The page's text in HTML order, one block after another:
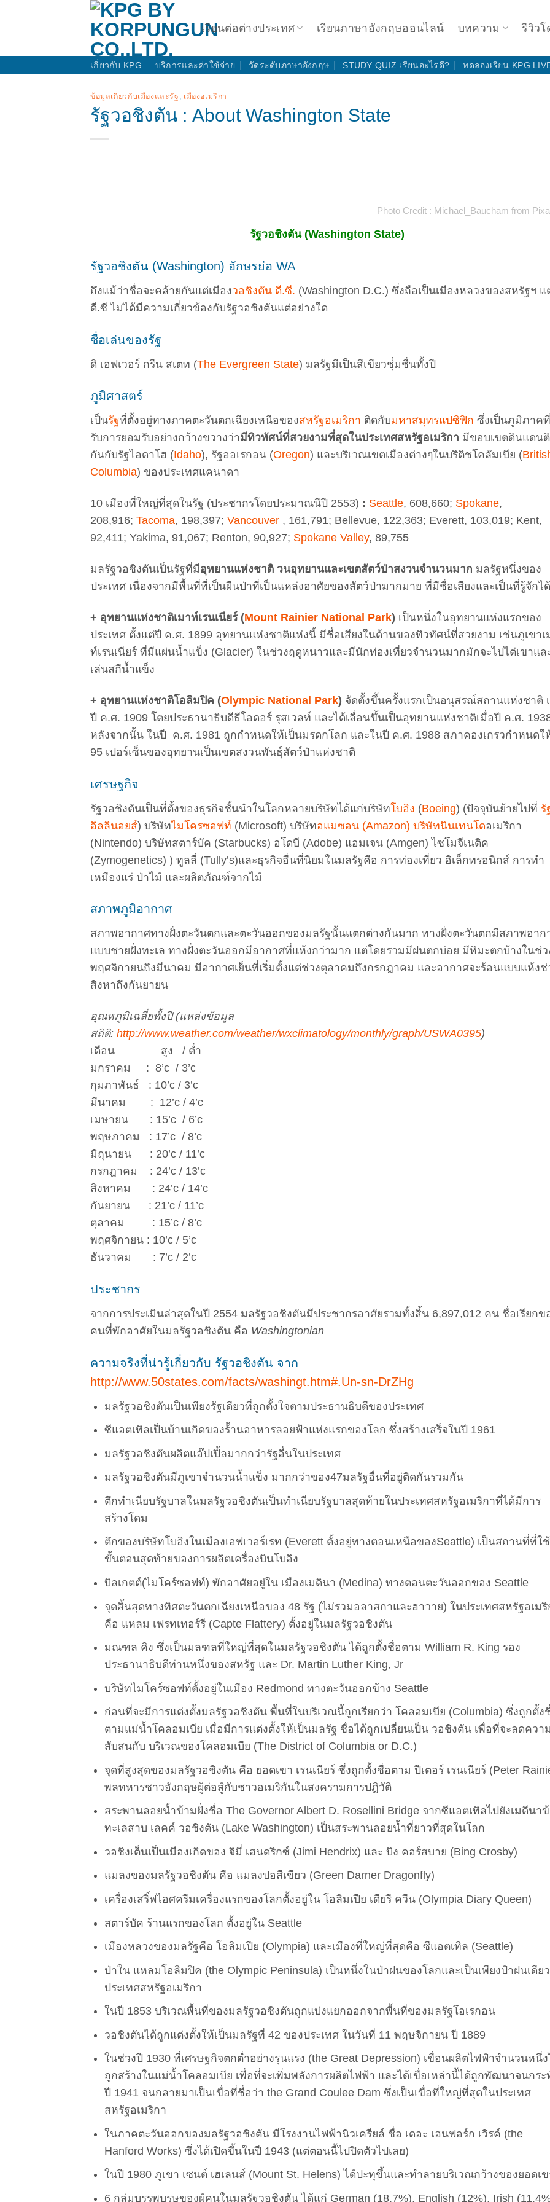
เรียนต่อต่างประเทศ เรียนภาษาอังกฤษออนไลน์ บทความ รีวิวโ
เกี่ยวกับ KPG บริการและค่าใช้จ่าย วัดระดับภาษาอังกฤษ STUDY QUIZ เรียนอะไรดี? ทดลองเรียน KPG
ข้อมูลเกี่ยวกับเมืองและรัฐ , เมืองอเมริกา
รัฐวอชิงตัน : About Washington State
Photo Credit : Michael_Baucham from
รัฐวอชิงตัน (Washington State)
รัฐวอชิงตัน (Washington) อักษรย่อ WA
ถึงแม้ว่าชื่อจะคล้ายกันแต่เมืองวอชิงตัน ดี.ซี. (Washington D.C.) ซึ่งถือเป็นเมืองหลวงของสหรัฐฯ แ
ดี.ซี ไม่ได้มีความเกี่ยวข้องกับรัฐวอชิงตันแต่อย่างใด
ชื่อเล่นของรัฐ
ดิ เอฟเวอร์ กรีน สเตท (The Evergreen State) มลรัฐมีเป็นสีเขียวชุ่่มชื่นทั้งปี
ภูมิศาสตร์
เป็นรัฐที่ตั้งอยู่ทางภาคตะวันตกเฉียงเหนือของสหรัฐอเมริกา ติดกับมหาสมุทรแปซิฟิก ซึ่งเป็นภูมิภาค
รับการยอมรับอย่างกว้างขวางว่ามีทิวทัศน์ที่สวยงามที่สุดในประเทศสหรัฐอเมริกา มีขอบเขตดินแดน
กันกับรัฐไอดาโฮ (Idaho), รัฐออเรกอน (Oregon) และบริเวณเขตเมืองต่างๆในบริติชโคลัมเบีย (
Columbia) ของประเทศแคนาดา
10 เมืองที่ใหญ่ที่สุดในรัฐ (ประชากรโดยประมาณนีปี 2553) : Seattle, 608,660; Spokane,
208,916; Tacoma, 198,397; Vancouver , 161,791; Bellevue, 122,363; Everett, 103,019; Kent,
92,411; Yakima, 91,067; Renton, 90,927; Spokane Valley, 89,755
มลรัฐวอชิงตันเป็นรัฐที่มีอุทยานแห่งชาติ วนอุทยานและเขตสัตว์ป่าสงวนจำนวนมาก มลรัฐหนึ่งของ
ประเทศ เนื่องจากมีพื้นที่ที่เป็นผืนป่าที่เป็นแหล่งอาศัยของสัตว์ป่ามากมาย ที่มีชื่อเสียงและเป็นที่รู้จักไ
+ อุทยานแห่งชาติเมาท์เรนเนียร์ (Mount Rainier National Park) เป็นหนึ่งในอุทยานแห่งแรกของ
ประเทศ ตั้งแต่ปี ค.ศ. 1899 อุทยานแห่งชาติแห่งนี้ มีชื่อเสียงในด้านของทิวทัศน์ที่สวยงาม เช่นภูเขาเ
ท์เรนเนียร์ ที่มีแผ่นน้ำแข็ง (Glacier) ในช่วงฤดูหนาวและมีนักท่องเที่ยวจำนวนมากมักจะไปไต่เขาแล
เล่นสกีน้ำแข็ง
+ อุทยานแห่งชาติโอลิมปิค (Olympic National Park) จัดตั้งขึ้นครั้งแรกเป็นอนุสรณ์สถานแห่งชาติ
ปี ค.ศ. 1909 โตยประธานาธิบดีธีโอดอร์ รุสเวลท์ และได้เลื่อนขึ้นเป็นอุทยานแห่งชาติเมื่อปี ค.ศ.
หลังจากนั้น ในปี ค.ศ. 1981 ถูกกำหนดให้เป็นมรดกโลก และในปี ค.ศ. 1988 สภาคองเกรวกำหนดใ
95 เปอร์เซ็นของอุทยานเป็นเขตสงวนพันธุ์สัตว์ป่าแห่งชาติ
เศรษฐกิจ
รัฐวอชิงตันเป็นที่ตั้งของธุรกิจชั้นนำในโลกหลายบริษัทได้แก่บริษัทโบอิง (Boeing) (ปัจจุบันย้ายไปที่ รั
อิลลินอยส์) บริษัทไมโครซอฟท์ (Microsoft) บริษัทอแมซอน (Amazon) บริษัทนินเทนโดอเมริกา
(Nintendo) บริษัทสตาร์บัค (Starbucks) อโดบี (Adobe) แอมเจน (Amgen) ไซโมจีเนติค
(Zymogenetics) ) ทูลลี่ (Tully’s)และธุรกิจอื่นที่นิยมในมลรัฐคือ การท่องเที่ยว อิเล็กทรอนิกส์ การทำ
เหมืองแร่ ป่าไม้ และผลิตภัณฑ์จากไม้
สภาพภูมิอากาศ
สภาพอากาศทางฝั่งตะวันตกและตะวันออกของมลรัฐนั้นแตกต่างกันมาก ทางฝั่งตะวันตกมีสภาพอาก
แบบชายฝั่งทะเล ทางฝั่งตะวันออกมีอากาศที่แห้งกว่ามาก แต่โดยรวมมีฝนตกบ่อย มีหิมะตกบ้างในช่ว
พฤศจิกายนถึงมีนาคม มีอากาศเย็นที่เริ่มตั้งแต่ช่วงตุลาคมถึงกรกฎาคม และอากาศจะร้อนแบบแห้งช่
สิงหาถึงกันยายน
อุณหภูมิเฉลี่ยทั้งปี (แหล่งข้อมูล
สถิติ: http://www.weather.com/weather/wxclimatology/monthly/graph/USWA0395)
เดือน สูง / ต่ำ
มกราคม : 8’c / 3’c
กุมภาพันธ์ : 10’c / 3’c
มีนาคม : 12’c / 4’c
เมษายน : 15’c / 6’c
พฤษภาคม : 17’c / 8’c
มิถุนายน : 20’c / 11’c
กรกฎาคม : 24’c / 13’c
สิงหาคม : 24’c / 14’c
กันยายน : 21’c / 11’c
ตุลาคม : 15’c / 8’c
พฤศจิกายน : 10’c / 5’c
ธันวาคม : 7’c / 2’c
ประชากร
จากการประเมินล่าสุดในปี 2554 มลรัฐวอชิงตันมีประชากรอาศัยรวมทั้งสิ้น 6,897,012 คน ชื่อเรียกข
คนที่พักอาศัยในมลรัฐวอชิงตัน คือ Washingtonian
ความจริงที่น่ารู้เกี่ยวกับ รัฐวอชิงตัน จาก
http://www.50states.com/facts/washingt.htm#.Un-sn-DrZHg
มลรัฐวอชิงตันเป็นเพียงรัฐเดียวที่ถูกตั้งใจตามประธานธิบดีของประเทศ
ซีแอตเทิลเป็นบ้านเกิดของร้้านอาหารลอยฟ้าแห่งแรกของโลก ซึ่งสร้างเสร็จในปี 1961
มลรัฐวอชิงตันผลิตแอ๊ปเปิ้ลมากกว่ารัฐอื่นในประเทศ
มลรัฐวอชิงตันมีภูเขาจำนวนน้ำแข็ง มากกว่าของ47มลรัฐอื่นที่อยู่ติดกันรวมกัน
ตึกทำเนียบรัฐบาลในมลรัฐวอชิงตันเป็นทำเนียบรัฐบาลสุดท้ายในประเทศสหรัฐอเมริกาที่ได้มีการ
สร้างโดม
ตึกของบริษัทโบอิงในเมืองเอฟเวอร์เรท (Everett ตั้งอยู่ทางตอนเหนือของSeattle) เป็นสถานที่ที่ใ
ขั้นตอนสุดท้ายของการผลิตเครื่องบินโบอิง
บิลเกตต์(ไมโคร์ซอฟท์) พักอาศัยอยู่ใน เมืองเมดินา (Medina) ทางตอนตะวันออกของ Seattle
จุดสิ้นสุดทางทิศตะวันตกเฉียงเหนือของ 48 รัฐ (ไม่รวมอลาสกาและฮาวาย) ในประเทศสหรัฐอเมริ
คือ แหลม เฟรทเทอร์รี (Capte Flattery) ตั้งอยู่ในมลรัฐวอชิงตัน
มณฑล คิง ซึ่งเป็นมลฑลที่ใหญ่ที่สุดในมลรัฐวอชิงตัน ได้ถูกตั้งชื่อตาม William R. King รอง
ประธานาธิบดีท่านหนึ่งของสหรัฐ และ Dr. Martin Luther King, Jr
บริษัทไมโคร์ซอฟท์ตั้งอยู่ในเมือง Redmond ทางตะวันออกข้าง Seattle
ก่อนที่จะมีการแต่งตั้งมลรัฐวอชิงตัน พื้นที่ในบริเวณนี้ถูกเรียกว่า โคลอมเบีย (Columbia) ซึ่งถูกตั้ง
ตามแม่น้ำโคลอมเบีย เมื่อมีการแต่งตั้งให้เป็นมลรัฐ ชื่อได้ถูกเปลี่ยนเป็น วอชิงตัน เพื่อที่จะลดควา
สับสนกับ บริเวณของโคลอมเบีย (The District of Columbia or D.C.)
จุดที่สูงสุดของมลรัฐวอชิงตัน คือ ยอดเขา เรนเนียร์ ซึ่งถูกตั้งชื่อตาม ปีเตอร์ เรนเนียร์ (Peter
พลทหารชาวอังกฤษผู้ต่อสู้กับชาวอเมริกันในสงครามการปฎิวัติ
สระพานลอยน้ำข้ามฝั่งชื่อ The Governor Albert D. Rosellini Bridge จากซีแอตเทิลไปยังเมดีนา
ทะเลสาบ เลคค์ วอชิงตัน (Lake Washington) เป็นสระพานลอยน้ำที่ยาวที่สุดในโลก
วอชิงเต็นเป็นเมืองเกิดของ จิมี่ เฮนดริกซ์ (Jimi Hendrix) และ บิง คอร์สบาย (Bing Crosby)
แมลงของมลรัฐวอชิงตัน คือ แมลงปอสีเขียว (Green Darner Dragonfly)
เครื่องเสริ์ฟไอศครีมเครื่องแรกของโลกตั้งอยู่ใน โอลิมเปีย เดียรี ควีน (Olympia Diary Queen)
สตาร์บัค ร้านแรกของโลก ตั้งอยู่ใน Seattle
เมืองหลวงของมลรัฐคือ โอลิมเปีย (Olympia) และเมืองที่ใหญ่ที่สุดคือ ซีแอตเทิล (Seattle)
ป่าใน แหลมโอลิมปิค (the Olympic Peninsula) เป็นหนึ่งในป่าฝนของโลกและเป็นเพียงป้าฝนเดีย
ประเทศสหรัฐอเมริกา
ในปี 1853 บริเวณพื้นที่ของมลรัฐวอชิงตันถูกแบ่งแยกออกจากพื้นที่ของมลรัฐโอเรกอน
วอชิงตันได้ถูกแต่งตั้งให้เป็นมลรัฐที่ 42 ของประเทศ ในวันที่ 11 พฤษจิกายน ปี 1889
ในช่วงปี 1930 ที่เศรษฐกิจตกต่ำอย่างรุนแรง (the Great Depression) เขื่อนผลิตไฟฟ้าจำนวนหนึ่ง
ถูกสร้างในแม่น้ำโคลอมเบีย เพื่อที่จะเพิ่มพลังการผลิตไฟฟ้า และได้เขื่อเหล่านี้ได้ถูกพัฒนาจนกระ
ปี 1941 จนกลายมาเป็นเขื่อที่ชื่อว่า the Grand Coulee Dam ซึ่งเป็นเขื่อที่ใหญ่ที่สุดในประเทศ
สหรัฐอเมริกา
ในภาคตะวันออกของมลรัฐวอชิงตัน มีโรงงานไฟฟ้านิวเครียล์ ชื่อ เดอะ เฮนฟอร์ก เวิรค์ (the
Hanford Works) ซึ่งได้เปิดขึ้นในปี 1943 (แต่ตอนนี้ไปปิดตัวไปเลย)
ในปี 1980 ภูเขา เซนต์ เฮเลนส์ (Mount St. Helens) ได้ปะทุขึ้นและทำลายบริเวณกว้างของยอดเ
6 กลุ่มบรรพบุรุษของผู้คนในมลรัฐวอชิงตัน ได้แก่ German (18.7%), English (12%), Irish